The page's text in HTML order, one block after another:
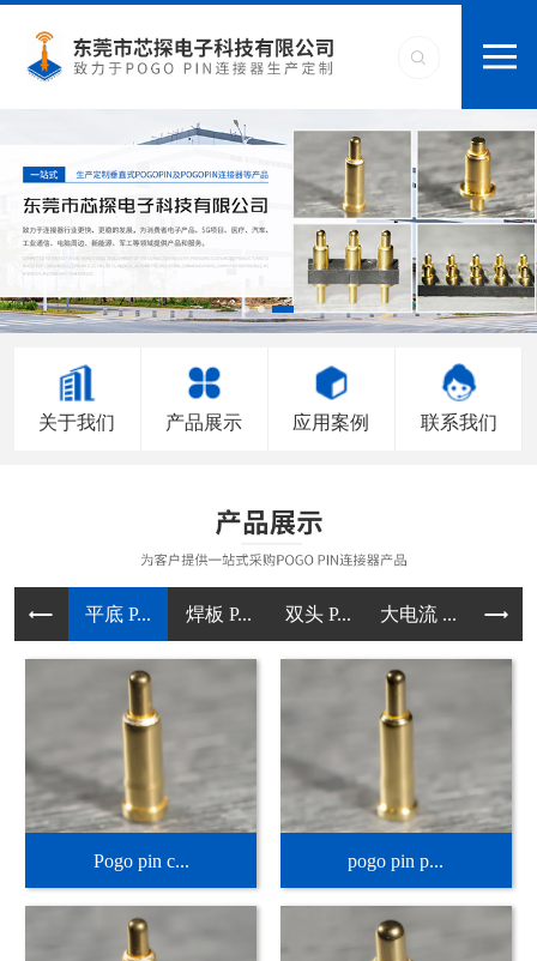
关于我们 产品展示 应用案例 联系我们
平底 P... 焊板 P... 双头 P... 大电流 ... 直立
Pogo pin c... pogo pin p...